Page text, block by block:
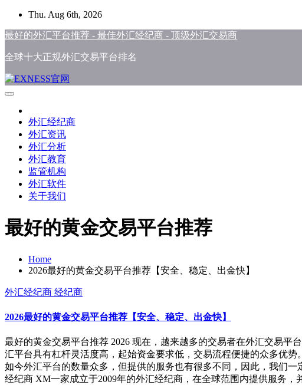
Skip
content
Thu. Aug 6th, 2026
最好的外汇平台推荐 - 最佳外汇经纪商 - 顶级外汇交易商
全球十大正规外汇交易平台排名
外汇经纪商
外汇资讯
外汇分析
外汇教育
监管机构
外汇软件
关于我们
最好的黄金交易平台推荐
Home
2026最好的黄金交易平台推荐【安全、稳定、出金快】
外汇经纪商 经纪商
2026最好的黄金交易平台推荐【安全、稳定、出金快】
最好的黄金交易平台推荐 2026 现在，越来越多的交易者在外汇交易平
汇平台具有杠杆灵活度高，起始资金要求低，交易流程便捷的众多优
如今外汇平台的数量众多，但提供的服务也有很多不同，因此，我们
经纪商 XM一家成立于2009年的外汇经纪商，在全球范围内提供服务